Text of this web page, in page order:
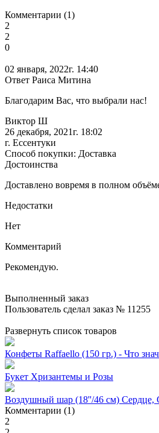
Комментарии (1)
2
2
0
02 января, 2022г. 14:40
Ответ Раиса Митина
Благодарим Вас, что выбрали нас!
Виктор Ш
26 декабря, 2021г. 18:02
г. Ессентуки
Способ покупки: Доставка
Достоинства
Доставлено вовремя в полном
Недостатки
Нет
Комментарий
Рекомендую.
Выполненный заказ
Пользователь сделал заказ № 11255
Развернуть список товаров
Конфеты Raffaello (150 гр.) - Что
Букет Хризантемы и Розы
Воздушный шар (18''/46 см) Сердце,
Комментарии (1)
2